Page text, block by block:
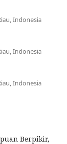
Indonesia
Indonesia
Indonesia
Berpikir,